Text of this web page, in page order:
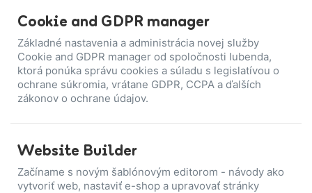
Cookie and GDPR manager
Základné nastavenia a administrácia novej služby
Cookie and GDPR manager od spoločnosti Iubenda,
ktorá ponúka správu cookies a súladu s legislatívou o
ochrane súkromia, vrátane GDPR, CCPA a ďalších
zákonov o ochrane údajov.
Website Builder
Začíname s novým šablónovým editorom - návody ako
vytvoriť web, nastaviť e-shop a upravovať stránky